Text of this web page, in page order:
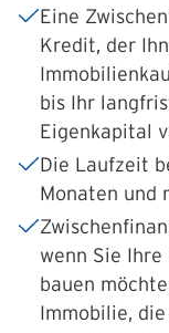
Eine
Kredit, der
bis Ihr
Eigenkapital
Die Laufzeit
Monaten und
wenn Sie
bauen
Immobilie,